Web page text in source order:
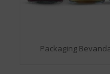
Packaging